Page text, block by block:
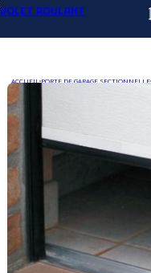
VOLET ROULANT
ACCUEIL PORTE DE GARAGE SECTIONNELLE